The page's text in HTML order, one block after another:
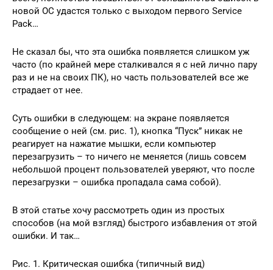
новой ОС удастся только с выходом первого Service
Pack…
Не сказал бы, что эта ошибка появляется слишком уж
часто (по крайней мере сталкивался я с ней лично пару
раз и не на своих ПК), но часть пользователей все же
страдает от нее.
Суть ошибки в следующем: на экране появляется
сообщение о ней (см. рис. 1), кнопка “Пуск” никак не
реагирует на нажатие мышки, если компьютер
перезагрузить – то ничего не меняется (лишь совсем
небольшой процент пользователей уверяют, что после
перезагрузки – ошибка пропадала сама собой).
В этой статье хочу рассмотреть один из простых
способов (на мой взгляд) быстрого избавления от этой
ошибки. И так…
Рис. 1. Критическая ошибка (типичный вид)